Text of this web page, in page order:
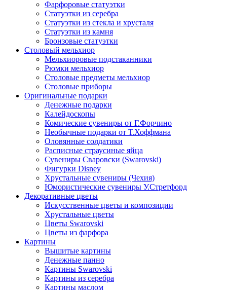
Фарфоровые статуэтки
Статуэтки из серебра
Статуэтки из стекла и хрусталя
Статуэтки из камня
Бронзовые статуэтки
Столовый мельхиор
Мельхиоровые подстаканники
Рюмки мельхиор
Столовые предметы мельхиор
Столовые приборы
Оригинальные подарки
Денежные подарки
Калейдоскопы
Комические сувениры от Г.Форчино
Необычные подарки от Т.Хоффмана
Оловянные солдатики
Расписные страусиные яйца
Сувениры Сваровски (Swarovski)
Фигурки Disney
Хрустальные сувениры (Чехия)
Юмористические сувениры У.Стретфорд
Декоративные цветы
Искусственные цветы и композиции
Хрустальные цветы
Цветы Swarovski
Цветы из фарфора
Картины
Вышитые картины
Денежные панно
Картины Swarovski
Картины из серебра
Картины маслом